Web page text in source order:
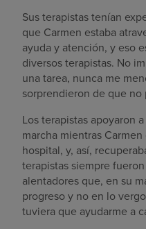
Sus terapistas tenían
que Carmen estaba
ayuda y atención, y eso
diversos terapistas. No
una tarea, nunca me
sorprendieron de que no
Los terapistas apoyaron
marcha mientras
hospital, y, así,
terapistas siempre
alentadores que, en su
progreso y no en lo
tuviera que ayudarme a